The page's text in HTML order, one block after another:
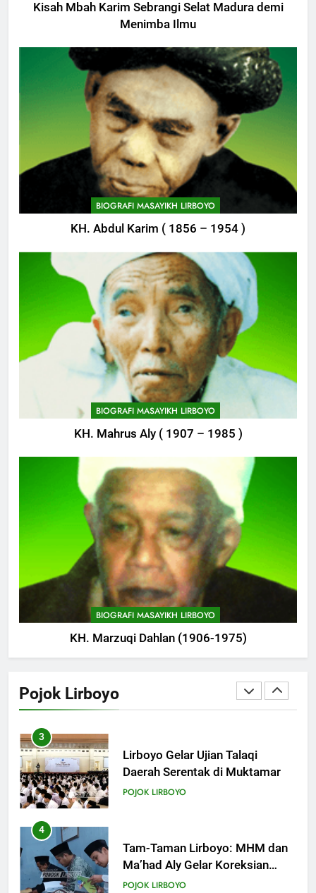
Kisah Mbah Karim Sebrangi Selat Madura demi
Menimba Ilmu
BIOGRAFI MASAYIKH LIRBOYO
KH. Abdul Karim ( 1856 – 1954 )
BIOGRAFI MASAYIKH LIRBOYO
KH. Mahrus Aly ( 1907 – 1985 )
BIOGRAFI MASAYIKH LIRBOYO
KH. Marzuqi Dahlan (1906-1975)
Pojok Lirboyo
Himasal Semen Sumbang
Pembangunan Kantor Himasal
POJOK LIRBOYO
748
Delegasi MQK Kota Kediri
Menuju Probolinggo
POJOK LIRBOYO
Haflah Akhirussanah, Lirboyo
Gelar Pameran
POJOK LIRBOYO
750
Silaturahi dan Istighosah
Bersama Kapolda Jawa Timur
POJOK LIRBOYO
Haul ke-15 KH. Imam Yahya
Mahrus Digelar di PP Al
Mahrusiyah III Kediri
POJOK LIRBOYO
Ikonik: Menilik Wajah Baru
Langgar Angkring, Cikal Bakal
Ponpes Lirboyo yang Selesai
3
Lirboyo Gelar Ujian Talaqi
Daerah Serentak di Muktamar
POJOK LIRBOYO
4
Tam-Taman Lirboyo: MHM dan
Ma’had Aly Gelar Koreksian
Kitab Semester Ganjil
POJOK LIRBOYO